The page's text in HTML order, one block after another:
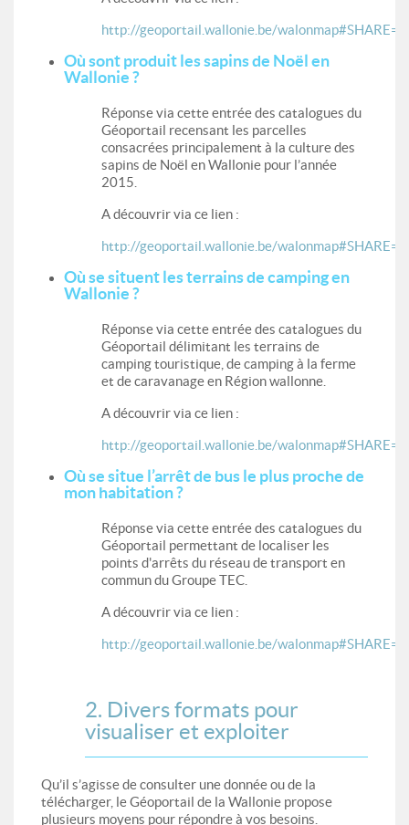
http://geoportail.wallonie.be/
Où sont produit les sapins de Noël en
Wallonie ?
Réponse via cette entrée des catalogues du
Géoportail recensant les parcelles
consacrées principalement à la culture des
sapins de Noël en Wallonie pour l’année
2015.
A découvrir via ce lien :
http://geoportail.wallonie.be/
Où se situent les terrains de camping en
Wallonie ?
Réponse via cette entrée des catalogues du
Géoportail délimitant les terrains de
camping touristique, de camping à la ferme
et de caravanage en Région wallonne.
A découvrir via ce lien :
http://geoportail.wallonie.be/
Où se situe l’arrêt de bus le plus proche de
mon habitation ?
Réponse via cette entrée des catalogues du
Géoportail permettant de localiser les
points d'arrêts du réseau de transport en
commun du Groupe TEC.
A découvrir via ce lien :
http://geoportail.wallonie.be/
2. Divers formats pour
visualiser et exploiter
Qu’il s’agisse de consulter une donnée ou de la
télécharger, le Géoportail de la Wallonie propose
plusieurs moyens pour répondre à vos besoins.